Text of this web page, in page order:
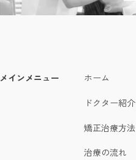
メインメニュー ホーム
ドクター紹介
矯正治療方法
治療の流れ